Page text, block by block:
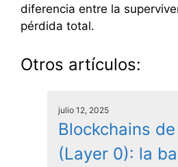
diferencia entre la
pérdida total.
Otros artículos:
julio 12, 2025
Blockchains
(Layer 0): la